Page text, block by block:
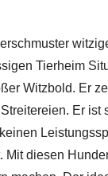
Tierheim
Witzbold. Er
Er
diesen